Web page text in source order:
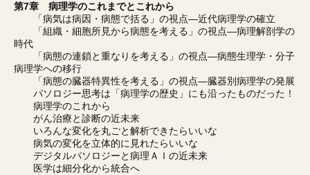
第7章 病理学のこれまでとこれから
「病気は病因・病態で括る」の視点―近代病理学の確立
「組織・細胞所見から病態を考える」の視点―病理解剖学の
時代
「病態の連鎖と重なりを考える」の視点―病態生理学・分子
病理学への移行
「病態の臓器特異性を考える」の視点―臓器別病理学の発展
パソロジー思考は「病理学の歴史」にも沿ったものだった！
病理学のこれから
がん治療と診断の近未来
いろんな変化を丸ごと解析できたらいいな
病気の変化を立体的に見れたらいいな
デジタルパソロジーと病理ＡＩの近未来
医学は細分化から統合へ